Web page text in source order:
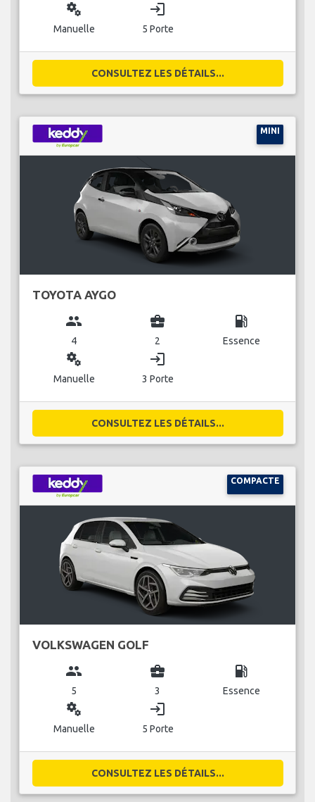
miscellaneous_services
Manuelle
login
5 Porte
CONSULTEZ LES DÉTAILS...
MINI
TOYOTA AYGO
group
4
business_center
2
local_gas_station
Essence
miscellaneous_services
Manuelle
login
3 Porte
CONSULTEZ LES DÉTAILS...
COMPACTE
VOLKSWAGEN GOLF
group
5
business_center
3
local_gas_station
Essence
miscellaneous_services
Manuelle
login
5 Porte
CONSULTEZ LES DÉTAILS...